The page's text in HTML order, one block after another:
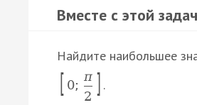
Вместе с этой
Найдите наибольшее
[ 0;
π
2 ] .